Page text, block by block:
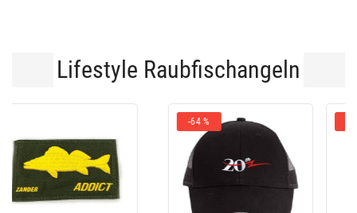
Lifestyle Raubfischangeln